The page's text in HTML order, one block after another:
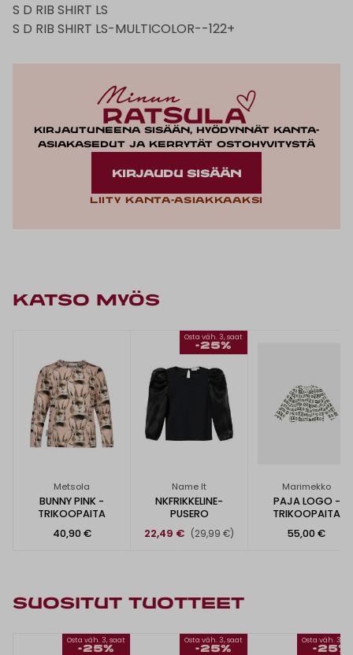
S D RIB SHIRT LS
S D RIB SHIRT LS-MULTICOLOR--122+
Kirjautuneena sisään, hyödynnät kanta-
asiakasedut ja kerrytät ostohyvitystä
KIRJAUDU SISÄÄN
Liity kanta-asiakkaaksi
KATSO MYÖS
Metsola
BUNNY PINK -
TRIKOOPAITA
40,90 €
Osta väh. 3, saat
-25%
Name It
NKFRIKKELINE-
PUSERO
22,49 € (29,99 €)
Marimekko
PAJA LOGO -
TRIKOOPAITA
55,00 €
SUOSITUT TUOTTEET
Osta väh. 3, saat
-25%
Osta väh. 3, saat
-25%
Osta väh. 3,
-25%